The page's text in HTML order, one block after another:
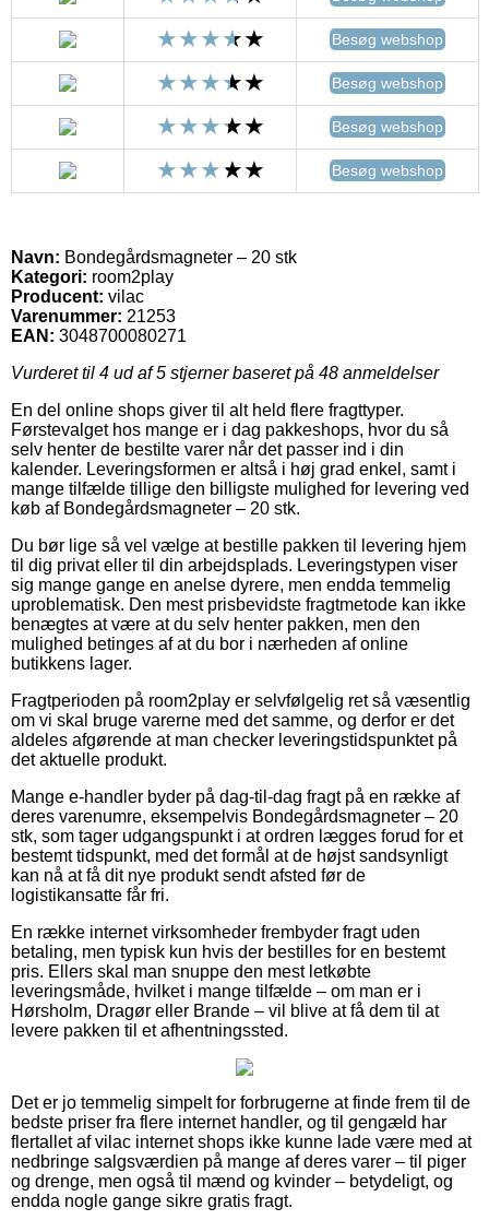
Besøg webshop
Besøg webshop
Besøg webshop
Besøg webshop
Navn: Bondegårdsmagneter – 20 stk
Kategori: room2play
Producent: vilac
Varenummer: 21253
EAN: 3048700080271
Vurderet til 4 ud af 5 stjerner baseret på 48 anmeldelser
En del online shops giver til alt held flere fragttyper.
Førstevalget hos mange er i dag pakkeshops, hvor du så
selv henter de bestilte varer når det passer ind i din
kalender. Leveringsformen er altså i høj grad enkel, samt i
mange tilfælde tillige den billigste mulighed for levering ved
køb af Bondegårdsmagneter – 20 stk.
Du bør lige så vel vælge at bestille pakken til levering hjem
til dig privat eller til din arbejdsplads. Leveringstypen viser
sig mange gange en anelse dyrere, men endda temmelig
uproblematisk. Den mest prisbevidste fragtmetode kan ikke
benægtes at være at du selv henter pakken, men den
mulighed betinges af at du bor i nærheden af online
butikkens lager.
Fragtperioden på room2play er selvfølgelig ret så væsentlig
om vi skal bruge varerne med det samme, og derfor er det
aldeles afgørende at man checker leveringstidspunktet på
det aktuelle produkt.
Mange e-handler byder på dag-til-dag fragt på en række af
deres varenumre, eksempelvis Bondegårdsmagneter – 20
stk, som tager udgangspunkt i at ordren lægges forud for et
bestemt tidspunkt, med det formål at de højst sandsynligt
kan nå at få dit nye produkt sendt afsted før de
logistikansatte får fri.
En række internet virksomheder frembyder fragt uden
betaling, men typisk kun hvis der bestilles for en bestemt
pris. Ellers skal man snuppe den mest letkøbte
leveringsmåde, hvilket i mange tilfælde – om man er i
Hørsholm, Dragør eller Brande – vil blive at få dem til at
levere pakken til et afhentningssted.
Det er jo temmelig simpelt for forbrugerne at finde frem til de
bedste priser fra flere internet handler, og til gengæld har
flertallet af vilac internet shops ikke kunne lade være med at
nedbringe salgsværdien på mange af deres varer – til piger
og drenge, men også til mænd og kvinder – betydeligt, og
endda nogle gange sikre gratis fragt.